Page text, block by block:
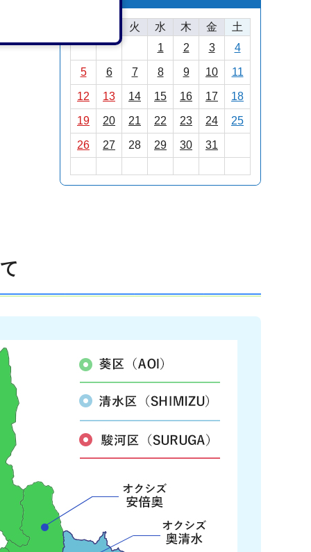
火 水 木 金
土
1
2 3 4
5 6 7 8 9 10 11
12 13 14 15 16 17 18
19 20 21 22 23 24 25
26 27 28 29 30 31